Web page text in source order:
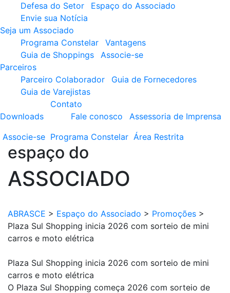
Defesa do Setor
Espaço do Associado
Envie sua Notícia
Seja um Associado
Programa Constelar
Vantagens
Guia de Shoppings
Associe-se
Parceiros
Parceiro Colaborador
Guia de Fornecedores
Guia de Varejistas
Downloads
Contato
Fale conosco
Assessoria de Imprensa
Associe-se Programa Constelar Área Restrita
espaço do
ASSOCIADO
ABRASCE > Espaço do Associado > Promoções >
Plaza Sul Shopping inicia 2026 com sorteio de mini
carros e moto elétrica
Plaza Sul Shopping inicia 2026 com sorteio de mini
carros e moto elétrica
O Plaza Sul Shopping começa 2026 com sorteio de